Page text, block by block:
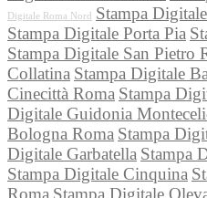
Digitale Roma Nord
Stampa
Stampa Digitale Porta Pia
Stampa Digitale San Pietro
Collatina Stampa Digitale
Cinecittà Roma Stampa
Digitale Guidonia
Bologna Roma Stampa
Digitale Garbatella Stampa
Stampa Digitale Cinquina
Roma Stampa Digitale